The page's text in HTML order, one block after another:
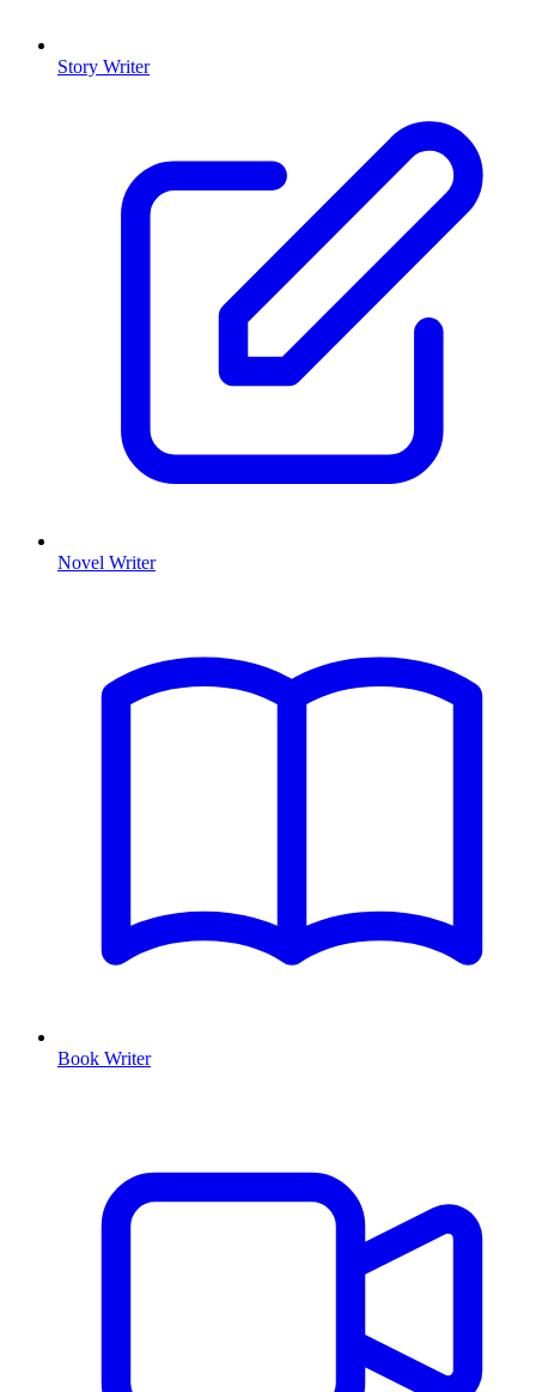
Story Writer
Novel Writer
Book Writer